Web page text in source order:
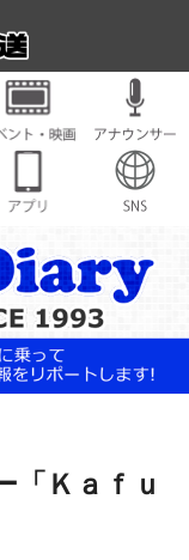
「Ｋａｆｕ